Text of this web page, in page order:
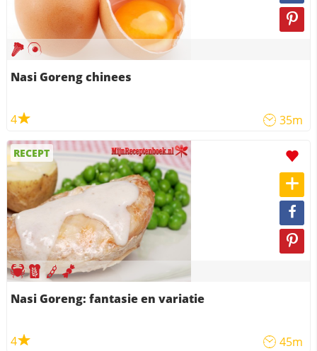
Nasi Goreng chinees
4 35m
RECEPT
Nasi Goreng: fantasie en variatie
4 45m